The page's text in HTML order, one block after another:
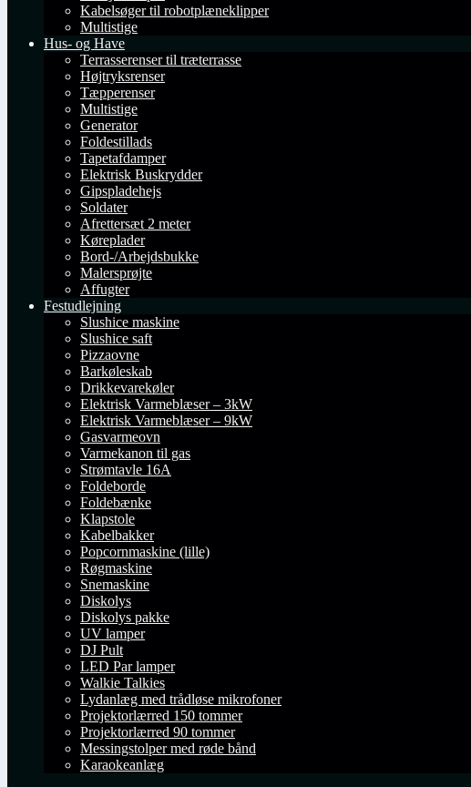
Kabelsøger til robotplæneklipper
Multistige
Hus- og Have
Terrasserenser til træterrasse
Højtryksrenser
Tæpperenser
Multistige
Generator
Foldestillads
Tapetafdamper
Elektrisk Buskrydder
Gipspladehejs
Soldater
Afrettersæt 2 meter
Køreplader
Bord-/Arbejdsbukke
Malersprøjte
Affugter
Festudlejning
Slushice maskine
Slushice saft
Pizzaovne
Barkøleskab
Drikkevarekøler
Elektrisk Varmeblæser – 3kW
Elektrisk Varmeblæser – 9kW
Gasvarmeovn
Varmekanon til gas
Strømtavle 16A
Foldeborde
Foldebænke
Klapstole
Kabelbakker
Popcornmaskine (lille)
Røgmaskine
Snemaskine
Diskolys
Diskolys pakke
UV lamper
DJ Pult
LED Par lamper
Walkie Talkies
Lydanlæg med trådløse mikrofoner
Projektorlærred 150 tommer
Projektorlærred 90 tommer
Messingstolper med røde bånd
Karaokeanlæg